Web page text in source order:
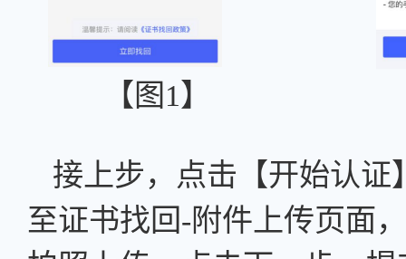
【图 1】
接上步，点击【开始认
至证书找回-附件上传页面